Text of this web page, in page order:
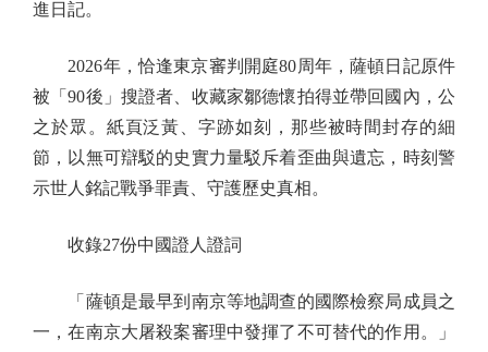
進日記。
2026年，恰逢東京審判開庭80周年，薩頓日記原件
被「90後」搜證者、收藏家鄒德懷拍得並帶回國內，公
之於眾。紙頁泛黃、字跡如刻，那些被時間封存的細
節，以無可辯駁的史實力量駁斥着歪曲與遺忘，時刻警
示世人銘記戰爭罪責、守護歷史真相。
收錄27份中國證人證詞
「薩頓是最早到南京等地調查的國際檢察局成員之
一，在南京大屠殺案審理中發揮了不可替代的作用。」